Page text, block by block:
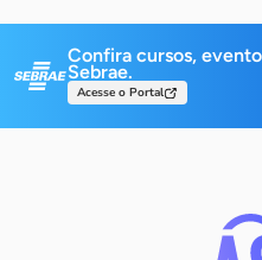
Confira cursos,
Sebrae.
Acesse o Portal